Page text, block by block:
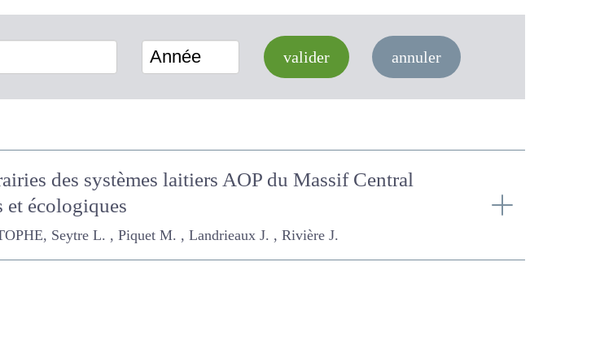
Année valider annuler
des systèmes laitiers AOP du Massif Central
et écologiques
L. , Piquet M. , Landrieaux J. , Rivière J.